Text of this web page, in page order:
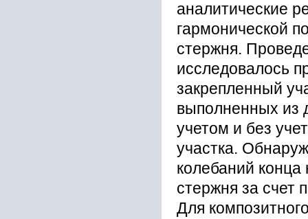
аналитические
гармонической
стержня.
исследовалось
закрепленный
выполненных из
учетом и без
участка.
колебаний
стержня за счет
Для